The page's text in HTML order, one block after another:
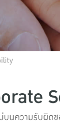
นความรับผิด